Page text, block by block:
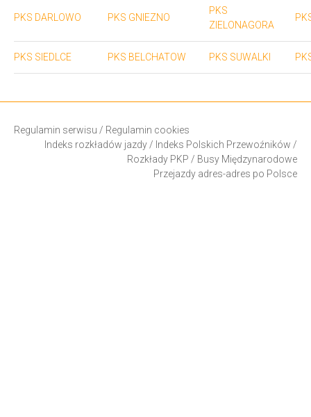
PKS DARLOWO PKS GNIEZNO
PKS
ZIELONAGORA
PKS SIEDLCE PKS BELCHATOW PKS SUWALKI
Regulamin serwisu / Regulamin cookies
Indeks rozkładów jazdy / Indeks Polskich Przewoźników /
Rozkłady PKP / Busy Międzynarodowe
Przejazdy adres-adres po Polsce